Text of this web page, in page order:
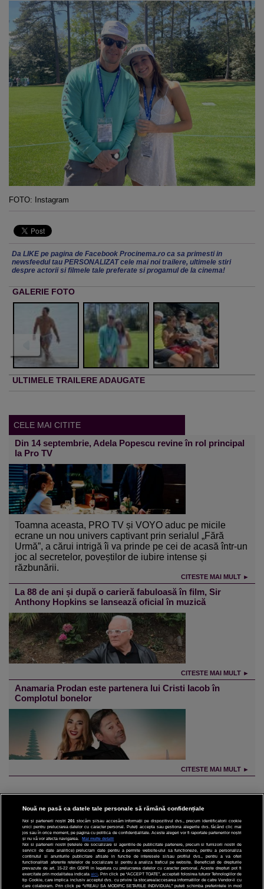
FOTO: Instagram
Da LIKE pe pagina de Facebook Procinema.ro ca sa primesti in
newsfeedul tau PERSONALIZAT cele mai noi trailere, ultimele stiri
despre actorii si filmele tale preferate si progamul de la cinema!
GALERIE FOTO
ULTIMELE TRAILERE ADAUGATE
CELE MAI CITITE
Din 14 septembrie, Adela Popescu revine în rol principal
la Pro TV
Toamna aceasta, PRO TV și VOYO aduc pe micile
ecrane un nou univers captivant prin serialul „Fără
Urmă”, a cărui intrigă îi va prinde pe cei de acasă într-un
joc al secretelor, poveștilor de iubire intense și
răzbunării.
CITESTE MAI MULT ►
La 88 de ani și după o carieră fabuloasă în film, Sir
Anthony Hopkins se lansează oficial în muzică
CITESTE MAI MULT ►
Anamaria Prodan este partenera lui Cristi Iacob în
Complotul bonelor
CITESTE MAI MULT ►
CINEMA
DIVERTISMENT
STIRI
Nouă ne pasă ca datele tale personale să rămână confidențiale
Noi și partenerii noștri 201 stocăm și/sau accesăm informații pe dispozitivul dvs., precum identificatorii cookie
unici pentru prelucrarea datelor cu caracter personal. Puteți accepta sau gestiona alegerile dvs. făcând clic mai
jos sau în orice moment, pe pagina cu politica de confidențialitate. Aceste alegeri vor fi raportate partenerilor noștri
și nu vă vor afecta navigarea.
Mai multe detalii
Noi si partenerii nostri (retelele de socializare si agentiile de publicitate partenere, precum si furnizorii nostri de
servicii de date analitice) prelucram date pentru a permite website-ului sa functioneze, pentru a personaliza
continutul si anunturile publicitare afisate in functie de interesele si/sau profilul dvs., pentru a va oferi
functionalitati aferente retelelor de socializare si pentru a analiza traficul pe website. Beneficiati de drepturile
prevazute de art. 15-22 din GDPR in legatura cu prelucrarea datelor cu caracter personal. Aceste drepturi pot fi
exercitate prin modalitatea indicataaici . Prin click pe “ACCEPT TOATE”, acceptati folosirea tuturor Tehnologiilor de
tip Cookie, care implica inclusiv acceptul dvs. cu privire la stocarea/accesarea informatiilor de catre Vendor-ii cu
care colaboram. Prin click pe “VREAU SA MODIFIC SETARILE INDIVIDUAL” puteti schimba preferintele in mod